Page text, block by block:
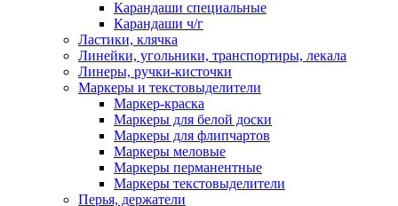
Карандаши специальные
Карандаши ч/г
Ластики, клячка
Линейки, угольники, транспортиры, лекала
Линеры, ручки-кисточки
Маркеры и текстовыделители
Маркер-краска
Маркеры для белой доски
Маркеры для флипчартов
Маркеры меловые
Маркеры перманентные
Маркеры текстовыделители
Перья, держатели